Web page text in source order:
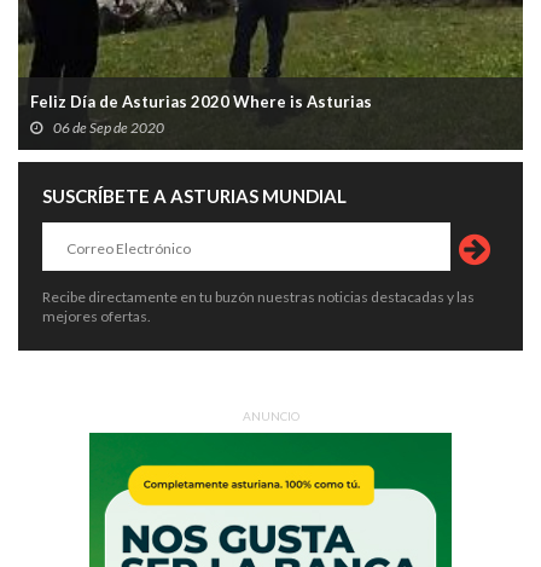
Feliz Día de Asturias 2020 Where is Asturias
06 de Sep de 2020
SUSCRÍBETE A ASTURIAS MUNDIAL
Recibe directamente en tu buzón nuestras noticias destacadas y las
mejores ofertas.
ANUNCIO